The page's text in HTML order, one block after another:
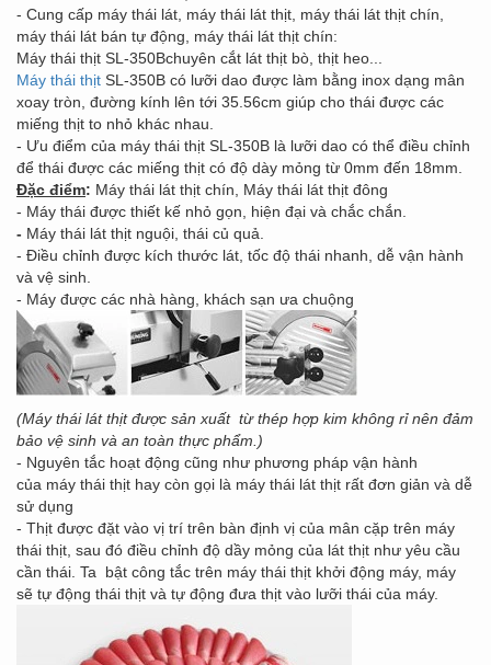
- Cung cấp máy thái lát, máy thái lát thịt, máy thái lát thịt chín,
máy thái lát bán tự động, máy thái lát thịt chín:
Máy thái thịt SL-350Bchuyên cắt lát thịt bò, thịt heo...
Máy thái thịt SL-350B có lưỡi dao được làm bằng inox dạng mân
xoay tròn, đường kính lên tới 35.56cm giúp cho thái được các
miếng thịt to nhỏ khác nhau.
- Ưu điểm của máy thái thịt SL-350B là lưỡi dao có thể điều chỉnh
để thái được các miếng thịt có độ dày mỏng từ 0mm đến 18mm.
Đặc điểm: Máy thái lát thịt chín, Máy thái lát thịt đông
- Máy thái được thiết kế nhỏ gọn, hiện đại và chắc chắn.
- Máy thái lát thịt nguội, thái củ quả.
- Điều chỉnh được kích thước lát, tốc độ thái nhanh, dễ vận hành
và vệ sinh.
- Máy được các nhà hàng, khách sạn ưa chuộng
(Máy thái lát thịt được sản xuất từ thép hợp kim không rỉ nên đảm
bảo vệ sinh và an toàn thực phẩm.)
- Nguyên tắc hoạt động cũng như phương pháp vận hành
của máy thái thịt hay còn gọi là máy thái lát thịt rất đơn giản và dễ
sử dụng
- Thịt được đặt vào vị trí trên bàn định vị của mân cặp trên máy
thái thịt, sau đó điều chỉnh độ dầy mỏng của lát thịt như yêu cầu
cần thái. Ta bật công tắc trên máy thái thịt khởi động máy, máy
sẽ tự động thái thịt và tự động đưa thịt vào lưỡi thái của máy.